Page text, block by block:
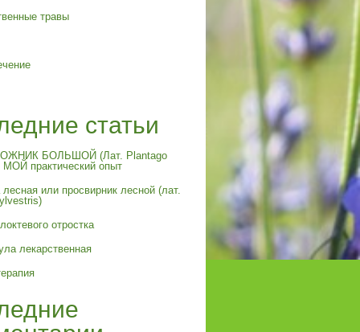
травы
статьи
БОЛЬШОЙ (Лат. Plantago
МОЙ практический опыт
или просвирник лесной (лат.
отростка
лекарственная